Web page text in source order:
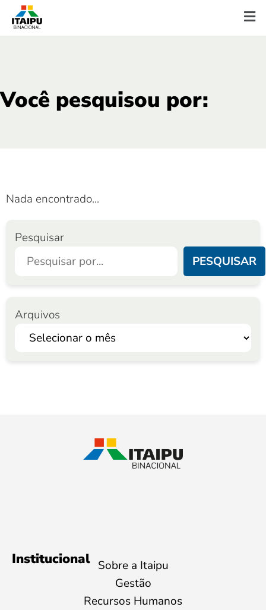
Você pesquisou por:
Nada encontrado...
Pesquisar
PESQUISAR
Arquivos
Institucional Sobre a Itaipu
Gestão
Recursos Humanos